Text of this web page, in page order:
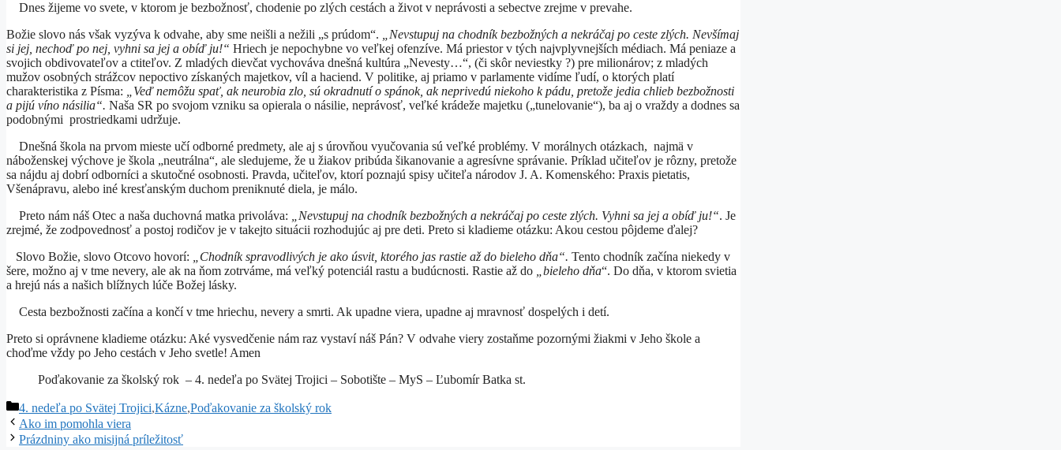
Dnes žijeme vo svete, v ktorom je bezbožnosť, chodenie po zlých cestách a život v neprávosti a sebectve zrejme v prevahe.
Božie slovo nás však vyzýva k odvahe, aby sme neišli a nežili „s prúdom“. „Nevstupuj na chodník bezbožných a nekráčaj po ceste zlých. Nevšímaj
si jej, nechoď po nej, vyhni sa jej a obíď ju!“ Hriech je nepochybne vo veľkej ofenzíve. Má priestor v tých najvplyvnejších médiach. Má peniaze a
svojich obdivovateľov a ctiteľov. Z mladých dievčat vychováva dnešná kultúra „Nevesty…“, (či skôr neviestky ?) pre milionárov; z mladých
mužov osobných strážcov nepoctivo získaných majetkov, víl a haciend. V politike, aj priamo v parlamente vidíme ľudí, o ktorých platí
charakteristika z Písma: „Veď nemôžu spať, ak neurobia zlo, sú okradnutí o spánok, ak neprivedú niekoho k pádu, pretože jedia chlieb bezbožnosti
a pijú víno násilia“. Naša SR po svojom vzniku sa opierala o násilie, neprávosť, veľké krádeže majetku („tunelovanie“), ba aj o vraždy a dodnes sa
podobnými prostriedkami udržuje.
Dnešná škola na prvom mieste učí odborné predmety, ale aj s úrovňou vyučovania sú veľké problémy. V morálnych otázkach, najmä v
náboženskej výchove je škola „neutrálna“, ale sledujeme, že u žiakov pribúda šikanovanie a agresívne správanie. Príklad učiteľov je rôzny, pretože
sa nájdu aj dobrí odborníci a skutočné osobnosti. Pravda, učiteľov, ktorí poznajú spisy učiteľa národov J. A. Komenského: Praxis pietatis,
Všenápravu, alebo iné kresťanským duchom preniknuté diela, je málo.
Preto nám náš Otec a naša duchovná matka privoláva: „Nevstupuj na chodník bezbožných a nekráčaj po ceste zlých. Vyhni sa jej a obíď ju!“. Je
zrejmé, že zodpovednosť a postoj rodičov je v takejto situácii rozhodujúc aj pre deti. Preto si kladieme otázku: Akou cestou pôjdeme ďalej?
Slovo Božie, slovo Otcovo hovorí: „Chodník spravodlivých je ako úsvit, ktorého jas rastie až do bieleho dňa“. Tento chodník začína niekedy v
šere, možno aj v tme nevery, ale ak na ňom zotrváme, má veľký potenciál rastu a budúcnosti. Rastie až do „bieleho dňa“. Do dňa, v ktorom svietia
a hrejú nás a našich blížnych lúče Božej lásky.
Cesta bezbožnosti začína a končí v tme hriechu, nevery a smrti. Ak upadne viera, upadne aj mravnosť dospelých i detí.
Preto si oprávnene kladieme otázku: Aké vysvedčenie nám raz vystaví náš Pán? V odvahe viery zostaňme pozornými žiakmi v Jeho škole a
choďme vždy po Jeho cestách v Jeho svetle! Amen
Poďakovanie za školský rok – 4. nedeľa po Svätej Trojici – Sobotište – MyS – Ľubomír Batka st.
Kategórie
4. nedeľa po Svätej Trojici,Kázne,Poďakovanie za školský rok
Ako im pomohla viera
Prázdniny ako misijná príležitosť